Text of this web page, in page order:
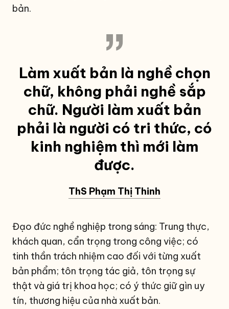
bản.
Làm xuất bản là nghề chọn
chữ, không phải nghề sắp
chữ. Người làm xuất bản
phải là người có tri thức, có
kinh nghiệm thì mới làm
được.
ThS Phạm Thị Thinh
Đạo đức nghề nghiệp trong sáng: Trung thực,
khách quan, cẩn trọng trong công việc; có
tinh thần trách nhiệm cao đối với từng xuất
bản phẩm; tôn trọng tác giả, tôn trọng sự
thật và giá trị khoa học; có ý thức giữ gìn uy
tín, thương hiệu của nhà xuất bản.